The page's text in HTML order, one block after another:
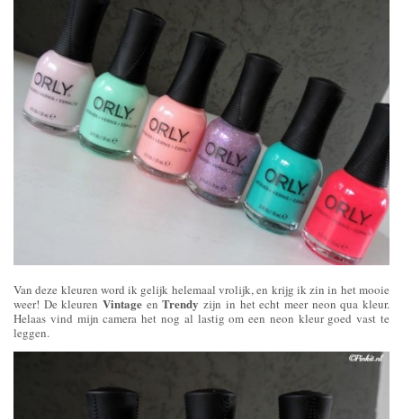
Van deze kleuren word ik gelijk helemaal vrolijk, en krijg ik zin in het mooie
weer! De kleurenVintage enTrendy zijn in het echt meer neon qua kleur.
Helaas vind mijn camera het nog al lastig om een neon kleur goed vast te
leggen.